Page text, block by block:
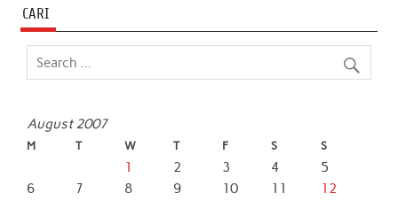
CARI
August 2007
M T W T F S S
1 2 3 4
5
6
7 8 9 10 11
12